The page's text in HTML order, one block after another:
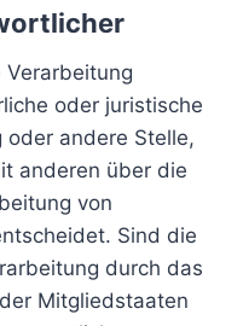
oder juristische
oder andere Stelle,
anderen über die
von
Sind die
durch das
Mitgliedstaaten